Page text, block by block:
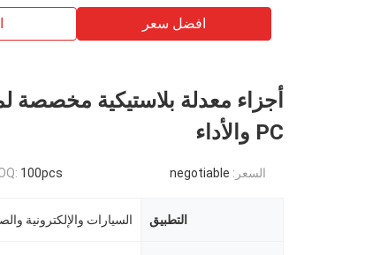
افضل سعر
PC والأداء
السعر: negotiable
100pcs
التطبيق السيارات والإلكترونية